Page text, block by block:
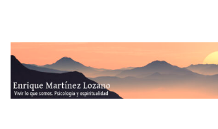
contenido